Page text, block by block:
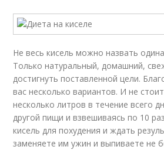
Не весь кисель можно назвать
Только натуральный, домашний,
достигнуть поставленной цели.
вас несколько вариантов. И не
несколько литров в течение всего
другой пищи и взвешиваясь по 10
кисель для похудения и ждать
заменяете им ужин и выпиваете не